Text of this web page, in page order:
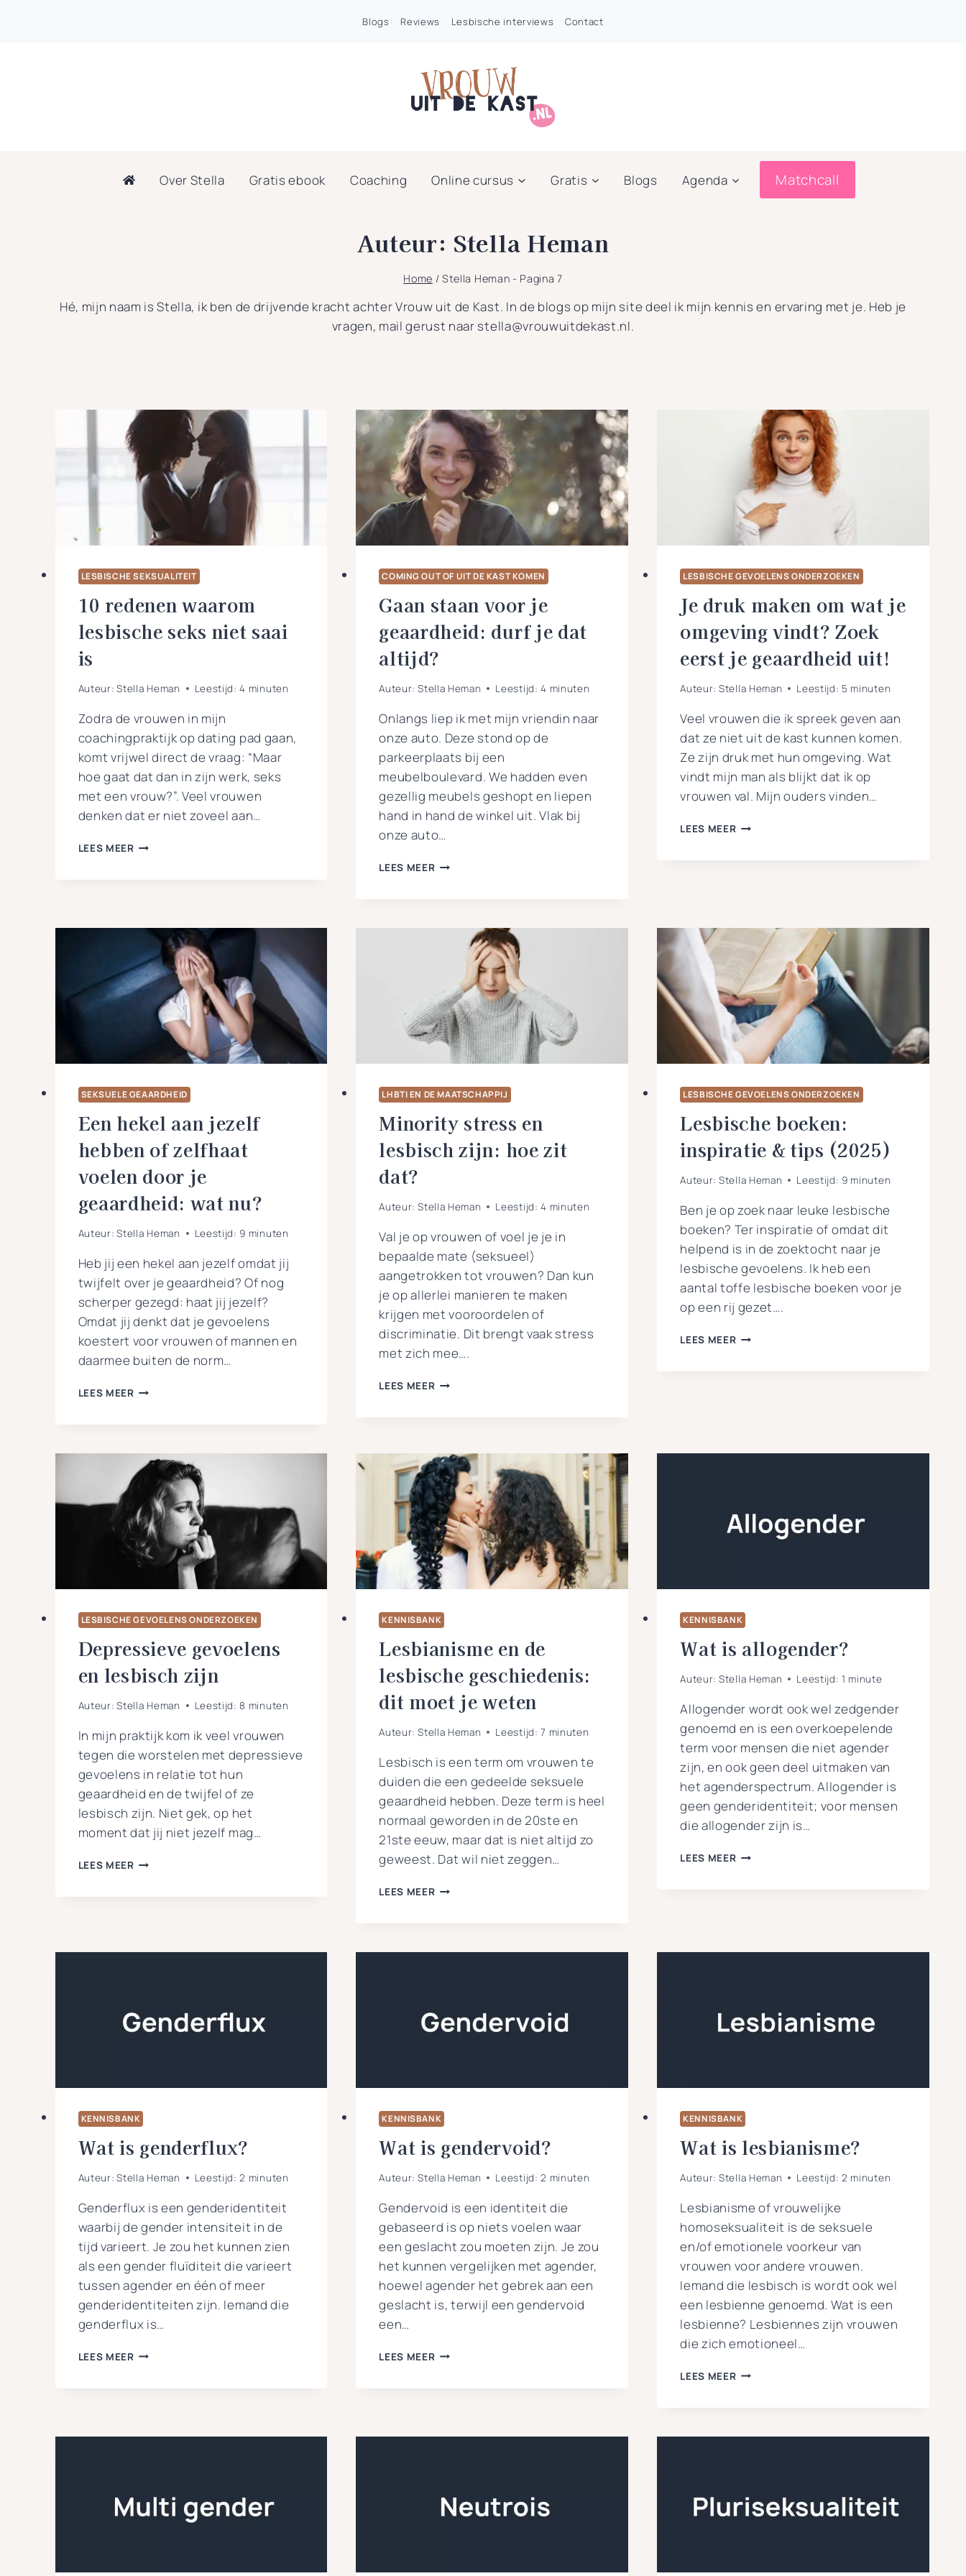
Blogs Reviews Lesbische interviews Contact
Over Stella Gratis ebook Coaching Online cursus Gratis Blogs Agenda Matchcall
Auteur: Stella Heman
Home / Stella Heman - Pagina 7
Hé, mijn naam is Stella, ik ben de drijvende kracht achter Vrouw uit de Kast. In de blogs op mijn site deel ik mijn kennis en ervaring met je. Heb je
vragen, mail gerust naar stella@vrouwuitdekast.nl.
LESBISCHE SEKSUALITEIT
10 redenen waarom
lesbische seks niet saai
is
Auteur: Stella Heman Leestijd: 4 minuten
Zodra de vrouwen in mijn
coachingpraktijk op dating pad gaan,
komt vrijwel direct de vraag: “Maar
hoe gaat dat dan in zijn werk, seks
met een vrouw?”. Veel vrouwen
denken dat er niet zoveel aan…
LEES MEER10
SAAI
COMING OUT OF UIT DE KAST KOMEN
Gaan staan voor je
geaardheid: durf je dat
altijd?
Auteur: Stella Heman Leestijd: 4 minuten
Onlangs liep ik met mijn vriendin naar
onze auto. Deze stond op de
parkeerplaats bij een
meubelboulevard. We hadden even
gezellig meubels geshopt en liepen
hand in hand de winkel uit. Vlak bij
onze auto…
LEES MEERGAAN
ALTIJD?
LESBISCHE GEVOELENS ONDERZOEKEN
Je druk maken om wat je
omgeving vindt? Zoek
eerst je geaardheid uit!
Auteur: Stella Heman Leestijd: 5 minuten
Veel vrouwen die ik spreek geven aan
dat ze niet uit de kast kunnen komen.
Ze zijn druk met hun omgeving. Wat
vindt mijn man als blijkt dat ik op
vrouwen val. Mijn ouders vinden…
LEES MEERJE
VINDT?
EERST
JE
GEAARDHEID
UIT!
SEKSUELE GEAARDHEID
Een hekel aan jezelf
hebben of zelfhaat
voelen door je
geaardheid: wat nu?
Auteur: Stella Heman Leestijd: 9 minuten
Heb jij een hekel aan jezelf omdat jij
twijfelt over je geaardheid? Of nog
scherper gezegd: haat jij jezelf?
Omdat jij denkt dat je gevoelens
koestert voor vrouwen of mannen en
daarmee buiten de norm…
LEES MEEREEN
OF
ZELFHAAT
VOELEN
DOOR
JE
GEAARDHEID:
WAT
NU?
LHBTI EN DE MAATSCHAPPIJ
Minority stress en
lesbisch zijn: hoe zit
dat?
Auteur: Stella Heman Leestijd: 4 minuten
Val je op vrouwen of voel je je in
bepaalde mate (seksueel)
aangetrokken tot vrouwen? Dan kun
je op allerlei manieren te maken
krijgen met vooroordelen of
discriminatie. Dit brengt vaak stress
met zich mee….
LEES MEERMINORITY
HOE
ZIT
DAT?
LESBISCHE GEVOELENS ONDERZOEKEN
Lesbische boeken:
inspiratie & tips (2025)
Auteur: Stella Heman Leestijd: 9 minuten
Ben je op zoek naar leuke lesbische
boeken? Ter inspiratie of omdat dit
helpend is in de zoektocht naar je
lesbische gevoelens. Ik heb een
aantal toffe lesbische boeken voor je
op een rij gezet….
LEES MEERLESBISCHE
LESBISCHE GEVOELENS ONDERZOEKEN
Depressieve gevoelens
en lesbisch zijn
Auteur: Stella Heman Leestijd: 8 minuten
In mijn praktijk kom ik veel vrouwen
tegen die worstelen met depressieve
gevoelens in relatie tot hun
geaardheid en de twijfel of ze
lesbisch zijn. Niet gek, op het
moment dat jij niet jezelf mag…
LEES MEERDEPRESSIEVE
KENNISBANK
Lesbianisme en de
lesbische geschiedenis:
dit moet je weten
Auteur: Stella Heman Leestijd: 7 minuten
Lesbisch is een term om vrouwen te
duiden die een gedeelde seksuele
geaardheid hebben. Deze term is heel
normaal geworden in de 20ste en
21ste eeuw, maar dat is niet altijd zo
geweest. Dat wil niet zeggen…
LEES MEERLESBIANISME
KENNISBANK
Wat is allogender?
Auteur: Stella Heman Leestijd: 1 minute
Allogender wordt ook wel zedgender
genoemd en is een overkoepelende
term voor mensen die niet agender
zijn, en ook geen deel uitmaken van
het agenderspectrum. Allogender is
geen genderidentiteit; voor mensen
die allogender zijn is…
LEES MEERWAT
KENNISBANK
Wat is genderflux?
Auteur: Stella Heman Leestijd: 2 minuten
Genderflux is een genderidentiteit
waarbij de gender intensiteit in de
tijd varieert. Je zou het kunnen zien
als een gender fluïditeit die varieert
tussen agender en één of meer
genderidentiteiten zijn. Iemand die
genderflux is…
LEES MEERWAT
KENNISBANK
Wat is gendervoid?
Auteur: Stella Heman Leestijd: 2 minuten
Gendervoid is een identiteit die
gebaseerd is op niets voelen waar
een geslacht zou moeten zijn. Je zou
het kunnen vergelijken met agender,
hoewel agender het gebrek aan een
geslacht is, terwijl een gendervoid
een…
LEES MEERWAT
KENNISBANK
Wat is lesbianisme?
Auteur: Stella Heman Leestijd: 2 minuten
Lesbianisme of vrouwelijke
homoseksualiteit is de seksuele
en/of emotionele voorkeur van
vrouwen voor andere vrouwen.
Iemand die lesbisch is wordt ook wel
een lesbienne genoemd. Wat is een
lesbienne? Lesbiennes zijn vrouwen
die zich emotioneel…
LEES MEERWAT